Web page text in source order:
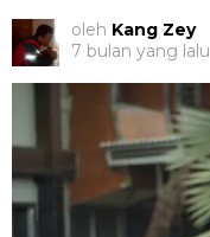
oleh Kang Zey
7 bulan yang lalu